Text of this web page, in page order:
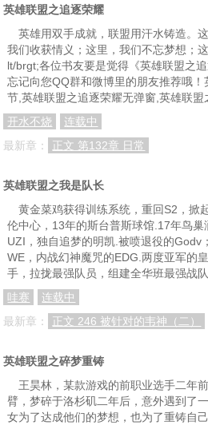
英雄联盟之追逐荣耀
英雄用双手成就，联盟用汗水铸造。
我们收获情义；这里，我们不忘梦想；
lt/brgt;各位书友要是觉得《英雄联盟之
忘记向您QQ群和微博里的朋友推荐哦
节,英雄联盟之追逐荣耀无弹窗,英雄联盟
开水不烧
连载中
最新章：
正文 第132章 日常
英雄联盟之我是队长
黄金菜鸡获得训练系统，重回S2，掀
伦中心，13年的斯台普斯球馆.17年鸟
UZI，独自追梦的明凯.被喷退役的Godv
WE，内战幻神魔咒的EDG.两度亚军的
手，拉拢最强队员，组建全华班最强战
哇赛
连载中
最新章：
正文 246 被针对的韦神（二）
英雄联盟之碎梦重铸
王昊林，某款游戏的前职业选手二年
臂，梦碎于洛杉矶二年后，意外遇到了
女为了达成他们的梦想，也为了重铸自